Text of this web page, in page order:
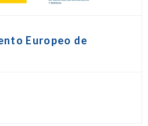
Europeo de